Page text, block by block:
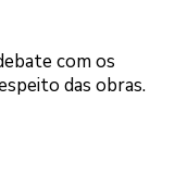
com os
das obras.